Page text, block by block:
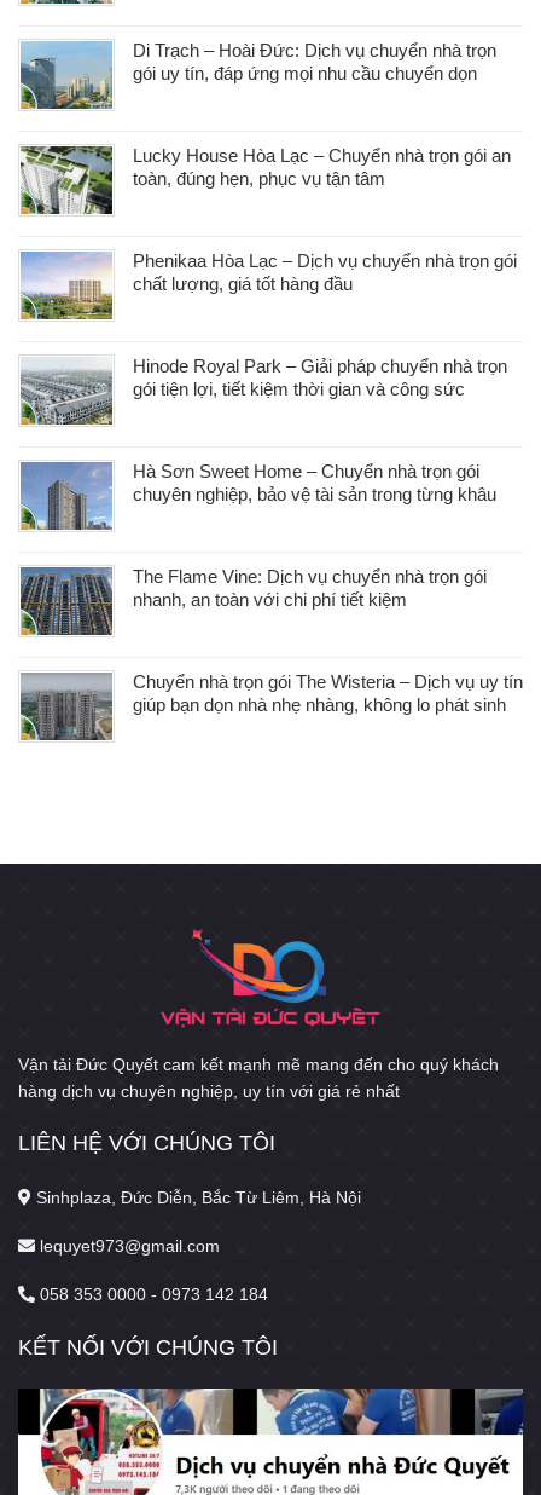
Di Trạch – Hoài Đức: Dịch vụ chuyển nhà trọn
gói uy tín, đáp ứng mọi nhu cầu chuyển dọn
Lucky House Hòa Lạc – Chuyển nhà trọn gói an
toàn, đúng hẹn, phục vụ tận tâm
Phenikaa Hòa Lạc – Dịch vụ chuyển nhà trọn gói
chất lượng, giá tốt hàng đầu
Hinode Royal Park – Giải pháp chuyển nhà trọn
gói tiện lợi, tiết kiệm thời gian và công sức
Hà Sơn Sweet Home – Chuyển nhà trọn gói
chuyên nghiệp, bảo vệ tài sản trong từng khâu
The Flame Vine: Dịch vụ chuyển nhà trọn gói
nhanh, an toàn với chi phí tiết kiệm
Chuyển nhà trọn gói The Wisteria – Dịch vụ uy tín
giúp bạn dọn nhà nhẹ nhàng, không lo phát sinh
Vận tải Đức Quyết cam kết mạnh mẽ mang đến cho quý khách
hàng dịch vụ chuyên nghiệp, uy tín với giá rẻ nhất
LIÊN HỆ VỚI CHÚNG TÔI
Sinhplaza, Đức Diễn, Bắc Từ Liêm, Hà Nội
lequyet973@gmail.com
058 353 0000 - 0973 142 184
KẾT NỐI VỚI CHÚNG TÔI